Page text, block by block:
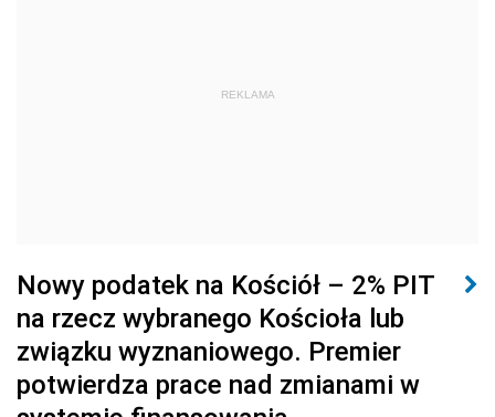
REKLAMA
Nowy podatek na Kościół – 2% PIT
na rzecz wybranego Kościoła lub
związku wyznaniowego. Premier
potwierdza prace nad zmianami w